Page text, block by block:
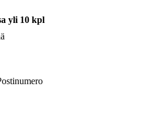
yli 10 kpl